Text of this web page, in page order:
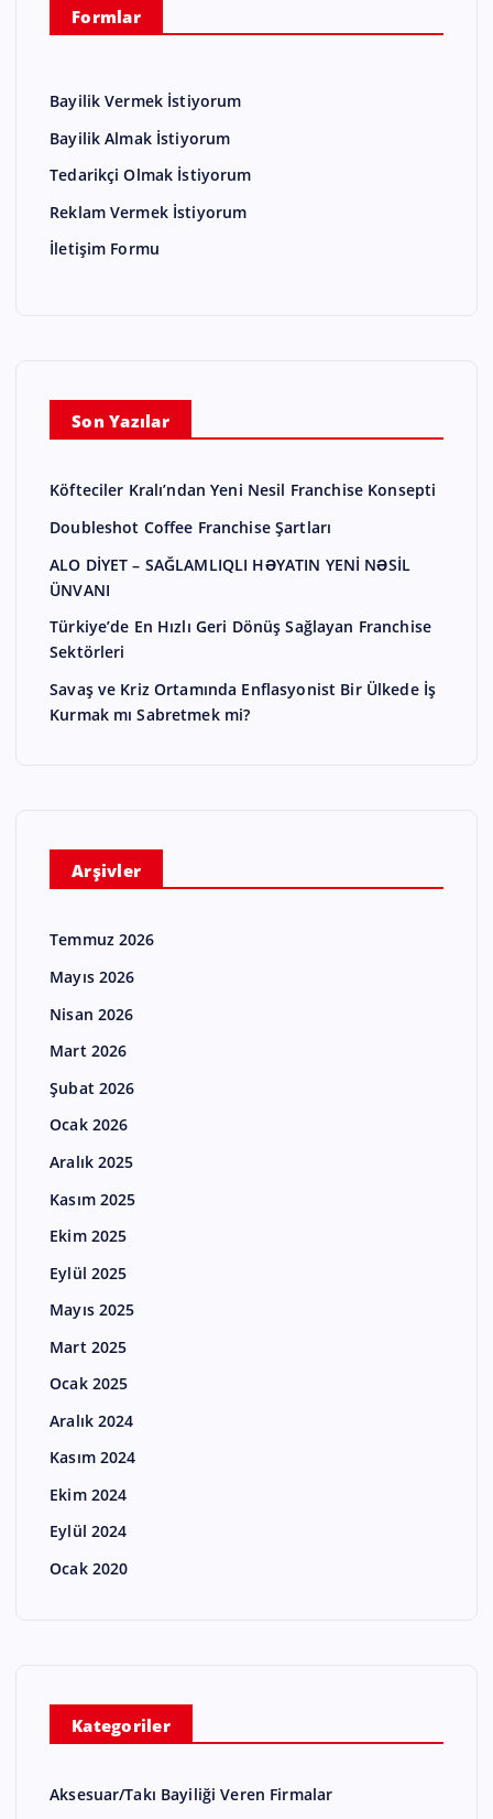
Formlar
Bayilik Vermek İstiyorum
Bayilik Almak İstiyorum
Tedarikçi Olmak İstiyorum
Reklam Vermek İstiyorum
İletişim Formu
Son Yazılar
Köfteciler Kralı’ndan Yeni Nesil Franchise Konsepti
Doubleshot Coffee Franchise Şartları
ALO DİYET – SAĞLAMLIQLI HƏYATIN YENİ NƏSİL
ÜNVANI
Türkiye’de En Hızlı Geri Dönüş Sağlayan Franchise
Sektörleri
Savaş ve Kriz Ortamında Enflasyonist Bir Ülkede İş
Kurmak mı Sabretmek mi?
Arşivler
Temmuz 2026
Mayıs 2026
Nisan 2026
Mart 2026
Şubat 2026
Ocak 2026
Aralık 2025
Kasım 2025
Ekim 2025
Eylül 2025
Mayıs 2025
Mart 2025
Ocak 2025
Aralık 2024
Kasım 2024
Ekim 2024
Eylül 2024
Ocak 2020
Kategoriler
Aksesuar/Takı Bayiliği Veren Firmalar